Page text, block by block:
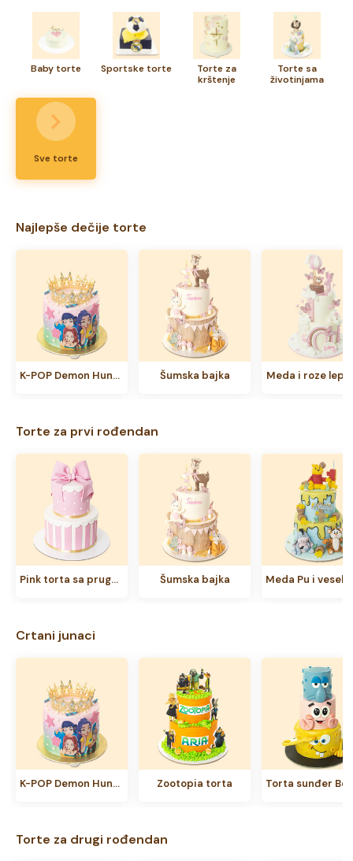
Životinjska carstva igraju posebnu ulogu u odrastanju svakog
deteta. Naša ponudatorti sa životinjama oduševiće sve
klince. A dečaci ne bi bili dečaci da ne požele
tortu sa
i bez muke pronađite
torte za blizance
koje TORTA pravi. Svaka vaša zamisao može postati
stvarnost, a zaposleni iz torte će vam pomoći u odabiru
najlepših torti za vaše mališane.
Baby torte Sportske torte
Torte za
krštenje
Torte sa
životinjama
Sve torte
Najlepše dečije torte
K-POP Demon Hunters torta Šumska bajka Meda i roze
Torte za prvi rođendan
Pink torta sa prugama i tufnama Šumska bajka
Crtani junaci
K-POP Demon Hunters torta Zootopia torta
Torte za drugi rođendan